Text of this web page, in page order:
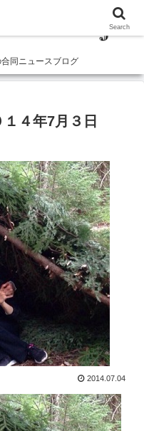
同ニュースブログ
４年7月３日
2014.07.04
Search